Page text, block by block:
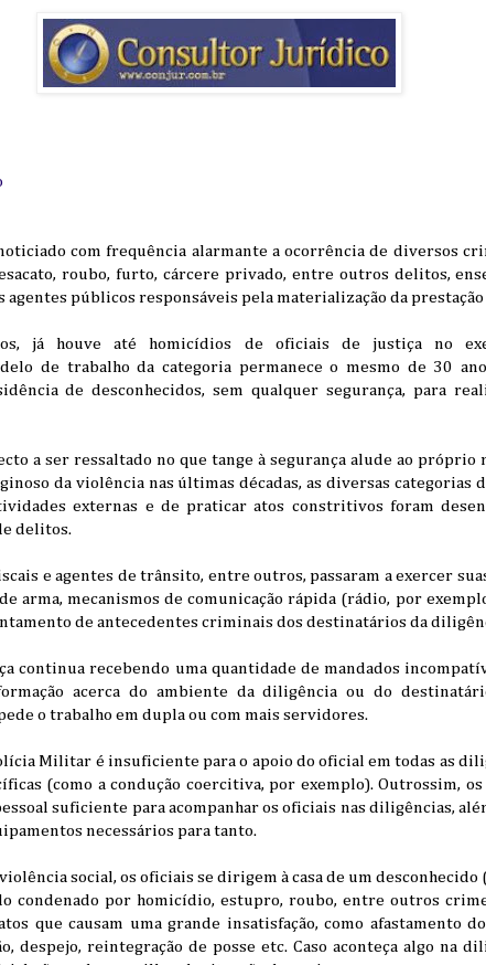
com frequência alarmante a ocorrência de diversos
roubo, furto, cárcere privado, entre outros delitos,
agentes públicos responsáveis pela materialização da
já houve até homicídios de oficiais de justiça no
de trabalho da categoria permanece o mesmo de 30
de desconhecidos, sem qualquer segurança, para
a ser ressaltado no que tange à segurança alude ao próprio
da violência nas últimas décadas, as diversas categorias
externas e de praticar atos constritivos foram
delitos.
e agentes de trânsito, entre outros, passaram a exercer
arma, mecanismos de comunicação rápida (rádio, por
de antecedentes criminais dos destinatários da
continua recebendo uma quantidade de mandados
acerca do ambiente da diligência ou do
o trabalho em dupla ou com mais servidores.
Militar é insuficiente para o apoio do oficial em todas as
(como a condução coercitiva, por exemplo). Outrossim, os
suficiente para acompanhar os oficiais nas diligências,
necessários para tanto.
social, os oficiais se dirigem à casa de um
condenado por homicídio, estupro, roubo, entre outros
que causam uma grande insatisfação, como afastamento
despejo, reintegração de posse etc. Caso aconteça algo na